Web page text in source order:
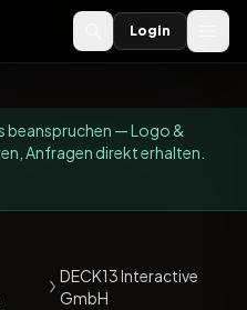
Login
beanspruchen — Logo &
Anfragen direkt erhalten.
DECK13 Interactive
GmbH